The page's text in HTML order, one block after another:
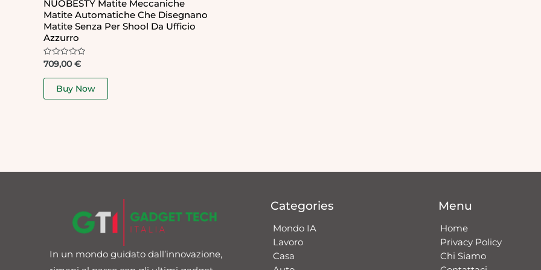
NUOBESTY Matite Meccaniche
Matite Automatiche Che Disegnano
Matite Senza Per Shool Da Ufficio
Azzurro
Rated
out
709,00€
Buy Now
In un mondo guidato dall’innovazione,
Categories
Mondo IA
Lavoro
Casa
Menu
Home
Privacy Policy
Chi Siamo